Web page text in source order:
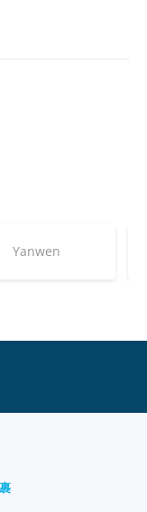
Yanwen